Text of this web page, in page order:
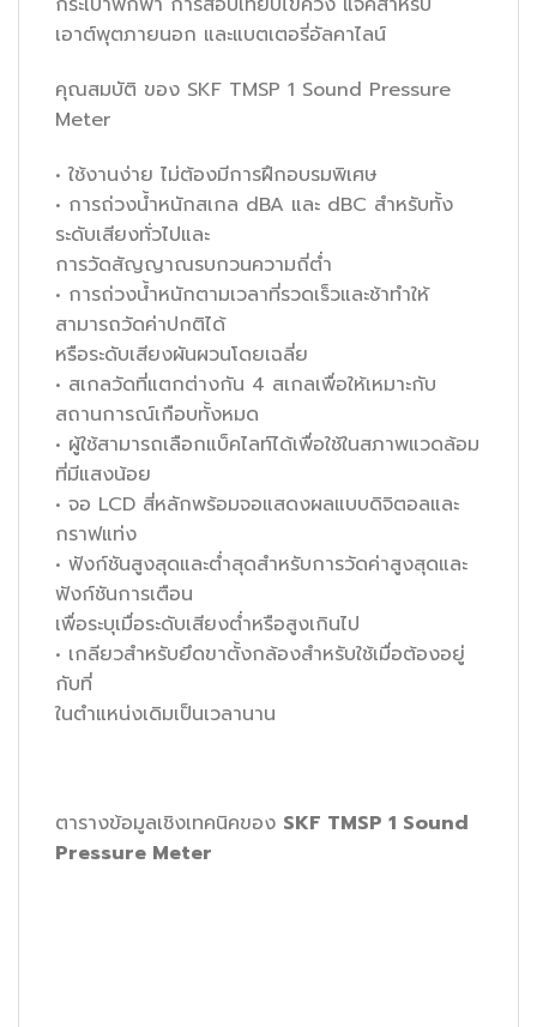
เอาต์พุตภายนอก และแบตเตอรี่อัลคาไลน์
คุณสมบัติ ของ SKF TMSP 1 Sound Pressure
Meter
• ใช้งานง่าย ไม่ต้องมีการฝึกอบรมพิเศษ
• การถ่วงน้ำหนักสเกล dBA และ dBC สำหรับทั้ง
ระดับเสียงทั่วไปและ
การวัดสัญญาณรบกวนความถี่ต่ำ
• การถ่วงน้ำหนักตามเวลาที่รวดเร็วและช้าทำให้
สามารถวัดค่าปกติได้
หรือระดับเสียงผันผวนโดยเฉลี่ย
• สเกลวัดที่แตกต่างกัน 4 สเกลเพื่อให้เหมาะกับ
สถานการณ์เกือบทั้งหมด
• ผู้ใช้สามารถเลือกแบ็คไลท์ได้เพื่อใช้ในสภาพแวดล้อม
ที่มีแสงน้อย
• จอ LCD สี่หลักพร้อมจอแสดงผลแบบดิจิตอลและ
กราฟแท่ง
• ฟังก์ชันสูงสุดและต่ำสุดสำหรับการวัดค่าสูงสุดและ
ฟังก์ชันการเตือน
เพื่อระบุเมื่อระดับเสียงต่ำหรือสูงเกินไป
• เกลียวสำหรับยึดขาตั้งกล้องสำหรับใช้เมื่อต้องอยู่
กับที่
ในตำแหน่งเดิมเป็นเวลานาน
ตารางข้อมูลเชิงเทคนิคของ SKF TMSP 1 Sound
Pressure Meter